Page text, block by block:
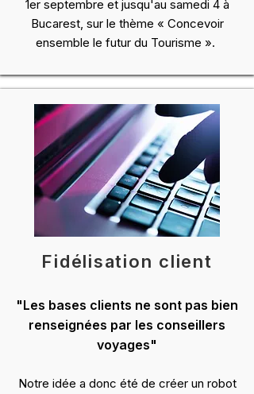
1er septembre et jusqu'au samedi 4 à
Bucarest, sur le thème « Concevoir
ensemble le futur du Tourisme ».
Fidélisation client
"Les bases clients ne sont pas bien
renseignées par les conseillers
voyages"
Notre idée a donc été de créer un robot